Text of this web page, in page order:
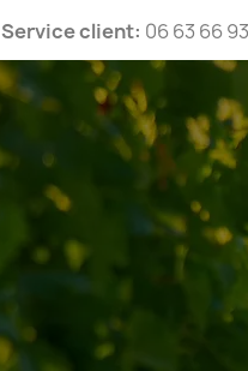
Service client: 06 63 66